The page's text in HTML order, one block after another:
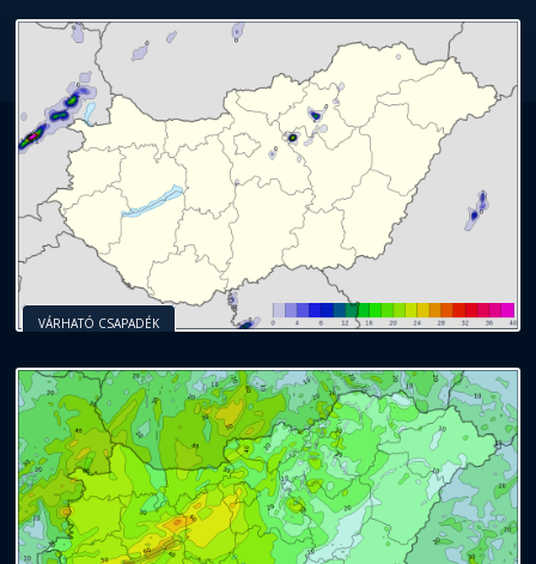
VÁRHATÓ CSAPADÉK